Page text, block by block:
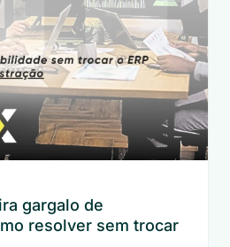
gargalo de
resolver sem trocar